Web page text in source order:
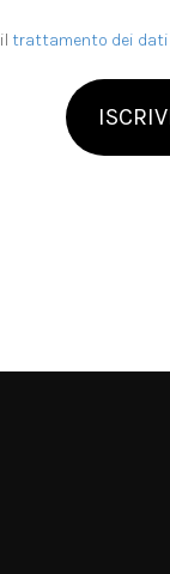
trattamento dei dati